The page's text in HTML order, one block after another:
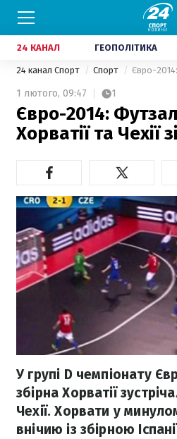
24 КАНАЛ ГЕОПОЛІТИКА
24 канал Спорт Спорт
1 лютого, 09:47 1
Євро-2014:
Хорватії та Чехії
У групі D чемпіонату
збірна Хорватії
Чехії. Хорвати у
внічию із збірною